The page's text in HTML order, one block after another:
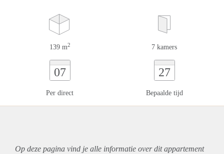
139 m2 7 kamers
07
Per direct
27
Bepaalde tijd
Op deze pagina vind je alle informatie over ditappartement